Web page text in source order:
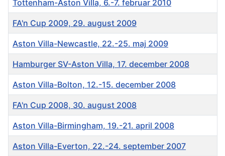
Tottenham-Aston Villa, 6.-7. februar 2010
FA'n Cup 2009, 29. august 2009
Aston Villa-Newcastle, 22.-25. maj 2009
Hamburger SV-Aston Villa, 17. december 2008
Aston Villa-Bolton, 12.-15. december 2008
FA'n Cup 2008, 30. august 2008
Aston Villa-Birmingham, 19.-21. april 2008
Aston Villa-Everton, 22.-24. september 2007